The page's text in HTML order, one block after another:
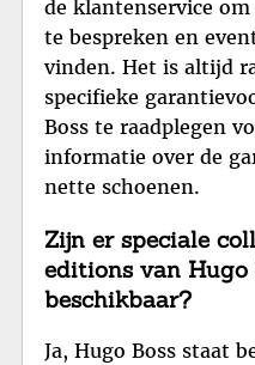
de klantenservice
te bespreken en
vinden. Het is altijd
specifieke
Boss te raadplegen
informatie over de
nette schoenen.
Zijn er speciale
editions van Hugo
beschikbaar?
Ja, Hugo Boss staat